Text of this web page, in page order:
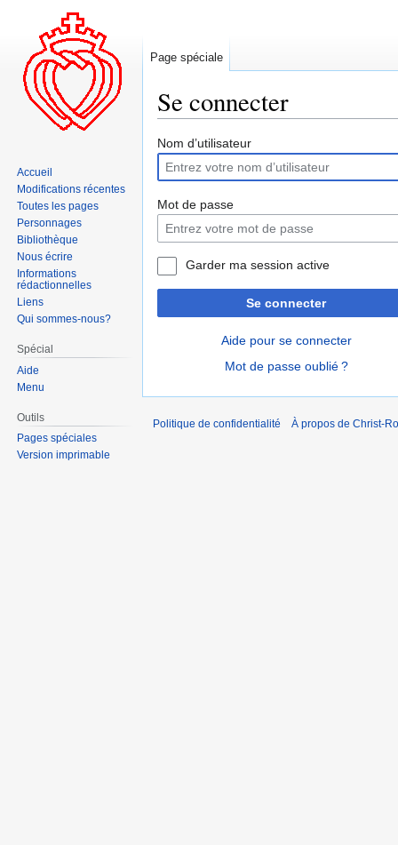
Se connecter
Aller
la
navigation
Aller
la
recherche
Nom d’utilisateur
Mot de passe
Garder ma session active
Se connecter
Aide pour se connecter
Mot de passe oublié ?
Page spéciale
Accueil
Modifications récentes
Toutes les pages
Personnages
Bibliothèque
Nous écrire
Informations
rédactionnelles
Liens
Qui sommes-nous?
Spécial
Aide
Menu
Outils
Pages spéciales
Version imprimable
Politique de confidentialité À propos de Christ-